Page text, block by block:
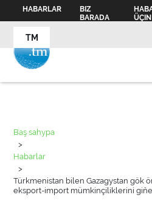
HABARLAR
BIZ
BARADA
ÜÇIN
TM
Baş sahypa
>
Habarlar
>
Türkmenistan bilen Gazagystan gök
eksport-import mümkinçiliklerini